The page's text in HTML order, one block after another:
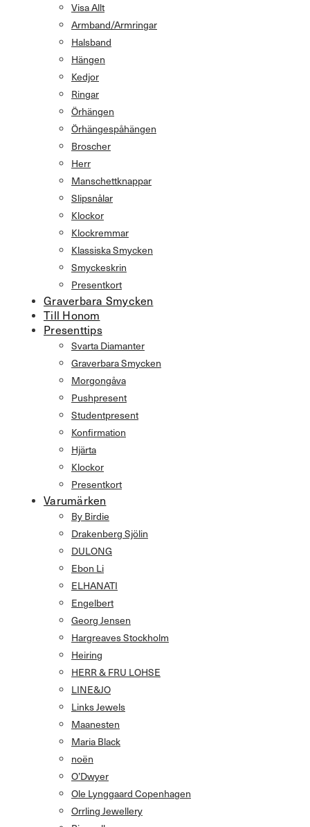
Visa Allt
Armband/Armringar
Halsband
Hängen
Kedjor
Ringar
Örhängen
Örhängespåhängen
Broscher
Herr
Manschettknappar
Slipsnålar
Klockor
Klockremmar
Klassiska Smycken
Smyckeskrin
Presentkort
Graverbara Smycken
Till Honom
Presenttips
Svarta Diamanter
Graverbara Smycken
Morgongåva
Pushpresent
Studentpresent
Konfirmation
Hjärta
Klockor
Presentkort
Varumärken
By Birdie
Drakenberg Sjölin
DULONG
Ebon Li
ELHANATI
Engelbert
Georg Jensen
Hargreaves Stockholm
Heiring
HERR & FRU LOHSE
LINE&JO
Links Jewels
Maanesten
Maria Black
noën
O’Dwyer
Ole Lynggaard Copenhagen
Orrling Jewellery